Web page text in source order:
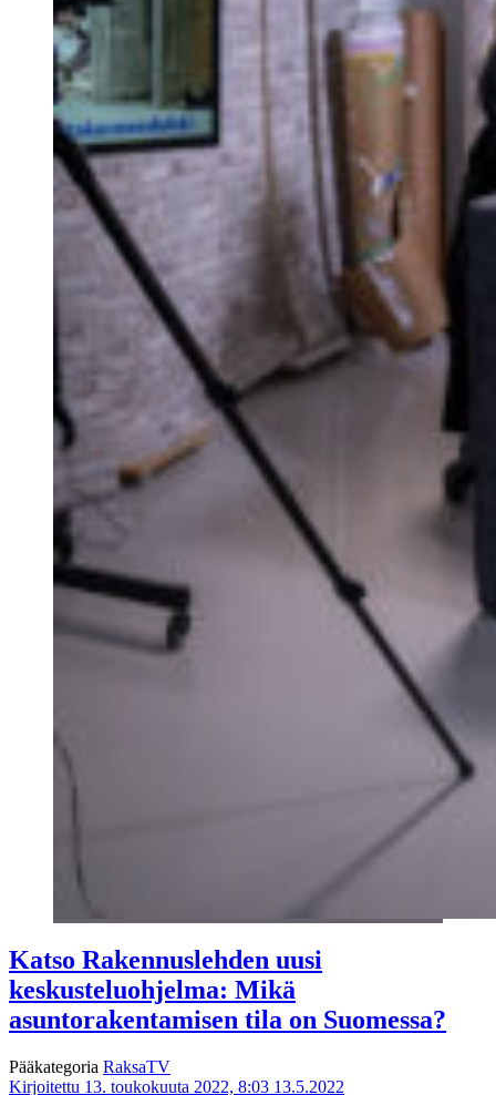
Katso Rakennuslehden uusi
keskusteluohjelma: Mikä
asuntorakentamisen tila on Suomessa?
Pääkategoria RaksaTV
Kirjoitettu 13. toukokuuta 2022, 8:03 13.5.2022